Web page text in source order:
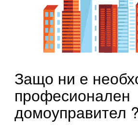
Защо ни е
професионален
домоуправител ?